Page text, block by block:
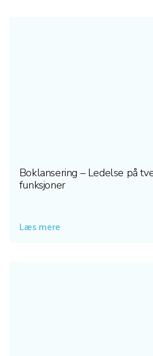
Boklansering – Ledelse på
funksjoner
Læs mere